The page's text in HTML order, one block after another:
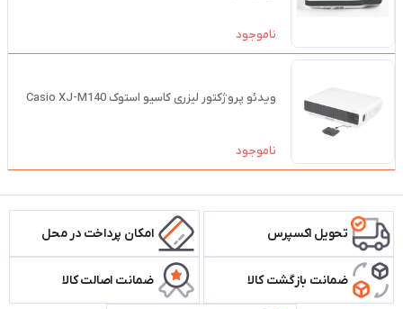
ناموجود
ویدئو پروژکتور لیزری کاسیو استوک Casio XJ-M140
ناموجود
تحویل اکسپرس امکان پرداخت در محل
ضمانت بازگشت کالا ضمانت اصالت کالا